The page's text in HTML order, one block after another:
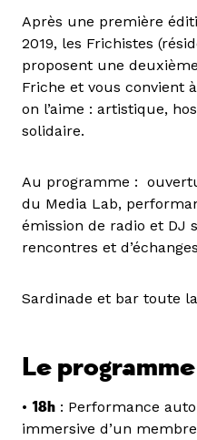
Après une première
2019, les Frichistes
proposent une
Friche et vous convient
on l’aime : artistique,
solidaire.
Au programme :
du Media Lab,
émission de radio et DJ
rencontres et
Sardinade et bar toute
Le programme
• 18h : Performance
immersive d’un